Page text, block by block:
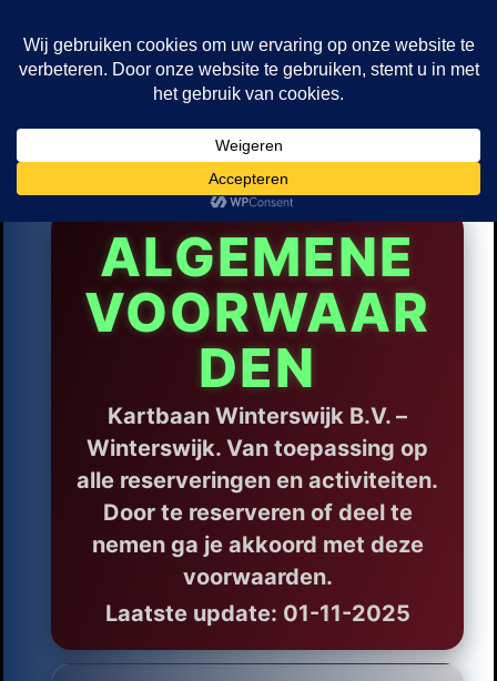
ALGEMENE
VOORWAAR
DEN
Kartbaan Winterswijk B.V. –
Winterswijk. Van toepassing op
alle reserveringen en activiteiten.
Door te reserveren of deel te
nemen ga je akkoord met deze
voorwaarden.
Laatste update: 01-11-2025